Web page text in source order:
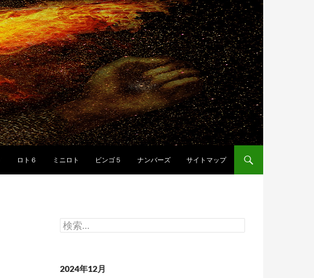
ロト６ ミニロト ビンゴ５ ナンバーズ サイトマップ
検
索:
2024年12月